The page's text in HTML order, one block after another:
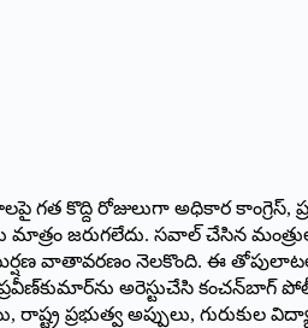
గత కొద్ది రోజులుగా అధికార కాంగ్రెస్‌,
జరుగలేదు. సవాల్‌ ‌చేసిన
ఘర్షణ వాతావరణం నెలకొంది. ఈ
అరెస్టుచేసి
అప్పులు, గురుకుల